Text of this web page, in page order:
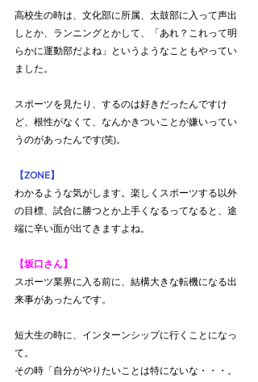
高校生の時は、文化部に所属、太鼓部に入って声出
しとか、ランニングとかして、「あれ？これって明
らかに運動部だよね」というようなこともやってい
ました。
スポーツを見たり、するのは好きだったんですけ
ど、根性がなくて、なんかきついことが嫌いってい
うのがあったんです(笑)。
【ZONE】
わかるような気がします。楽しくスポーツする以外
の目標、試合に勝つとか上手くなるってなると、途
端に辛い面が出てきますよね。
【坂口さん】
スポーツ業界に入る前に、結構大きな転機になる出
来事があったんです。
短大生の時に、インターンシップに行くことになっ
て。
その時「自分がやりたいことは特にないな・・・。